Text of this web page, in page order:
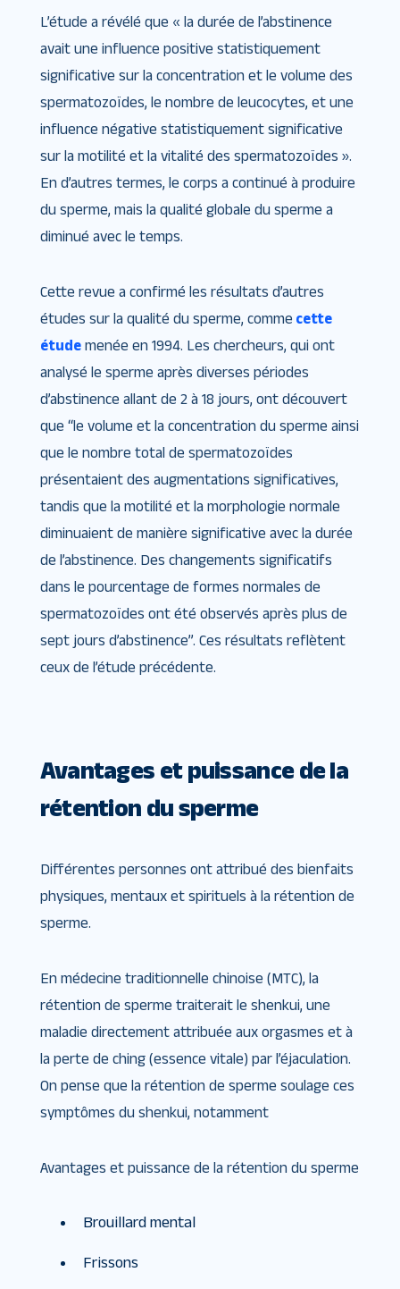
L’étude a révélé que « la durée de l’abstinence
avait une influence positive statistiquement
significative sur la concentration et le volume des
spermatozoïdes, le nombre de leucocytes, et une
influence négative statistiquement significative
sur la motilité et la vitalité des spermatozoïdes ».
En d’autres termes, le corps a continué à produire
du sperme, mais la qualité globale du sperme a
diminué avec le temps.
Cette revue a confirmé les résultats d’autres
études sur la qualité du sperme, comme cette
étudemenée en 1994. Les chercheurs, qui ont
analysé le sperme après diverses périodes
d’abstinence allant de 2 à 18 jours, ont découvert
que “le volume et la concentration du sperme ainsi
que le nombre total de spermatozoïdes
présentaient des augmentations significatives,
tandis que la motilité et la morphologie normale
diminuaient de manière significative avec la durée
de l’abstinence. Des changements significatifs
dans le pourcentage de formes normales de
spermatozoïdes ont été observés après plus de
sept jours d’abstinence”. Ces résultats reflètent
ceux de l’étude précédente.
Avantages et puissance de la
rétention du sperme
Différentes personnes ont attribué des bienfaits
physiques, mentaux et spirituels à la rétention de
sperme.
En médecine traditionnelle chinoise (MTC), la
rétention de sperme traiterait le shenkui, une
maladie directement attribuée aux orgasmes et à
la perte de ching (essence vitale) par l’éjaculation.
On pense que la rétention de sperme soulage ces
symptômes du shenkui, notamment
Avantages et puissance de la rétention du sperme
Brouillard mental
Frissons